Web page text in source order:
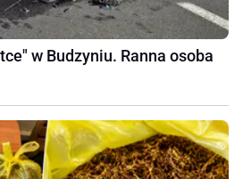
w Budzyniu. Ranna osoba